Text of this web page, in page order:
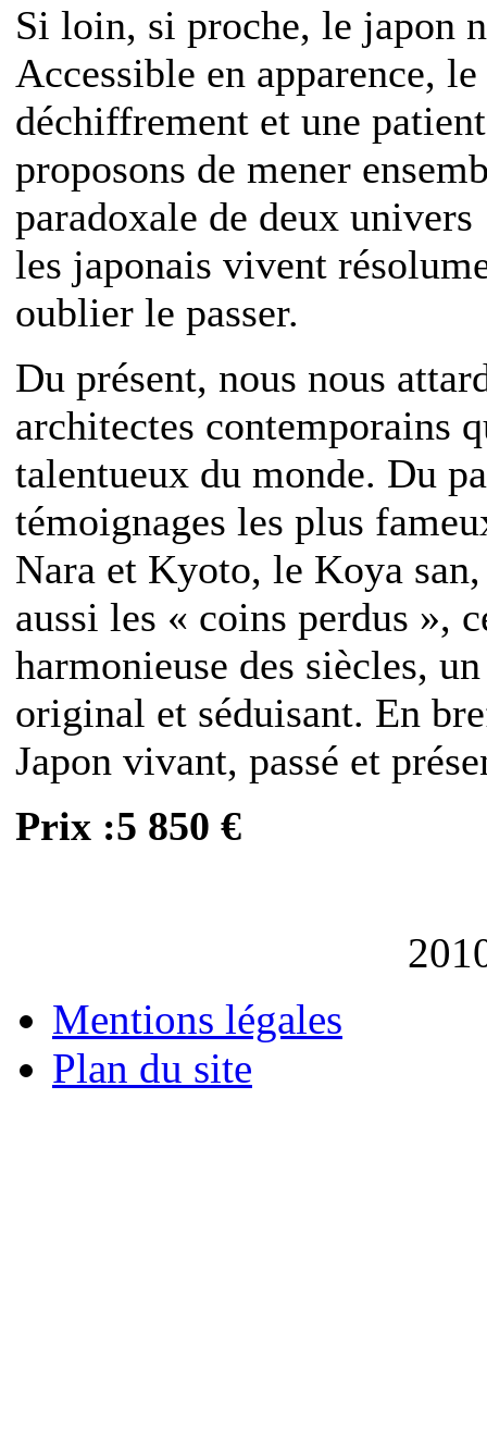
Si loin, si proche, le japon
Accessible en apparence,
déchiffrement et une
proposons de mener
paradoxale de deux
les japonais vivent
oublier le passer.
Du présent, nous nous
architectes contemporains
talentueux du monde. Du
témoignages les plus
Nara et Kyoto, le Koya
aussi les « coins perdus »,
harmonieuse des siècles,
original et séduisant. En
Japon vivant, passé et
Prix :5 850 €
Mentions légales
Plan du site